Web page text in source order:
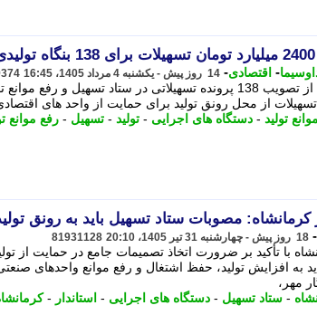
- اقتصادی- 14 روز پیش - یکشنبه 4 مرداد 1405، 16:45
تسهیلات از محل رونق تولید برای حمایت از واحد های
تولید - دستگاه های اجرایی - تولید - تسهیل - رفع موانع
کرمانشاه: مصوبات ستاد تسهیل باید به رونق
- 18 روز پیش - چهارشنبه 31 تیر 1405، 20:10 81931128
با تأکید بر ضرورت اتخاذ تصمیمات جامع در حمایت از
به افزایش تولید، حفظ اشتغال و رفع موانع واحدهای
مهر،
- ستاد تسهیل - دستگاه های اجرایی - استاندار -